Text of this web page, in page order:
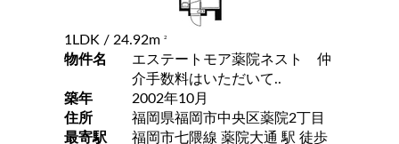
1LDK / 24.92m 2
物件名
エステートモア薬院ネスト 仲
介手数料はいただいて..
築年
2002年10月
住所
福岡県福岡市中央区薬院2丁目
最寄駅
福岡市七隈線 薬院大通 駅 徒歩